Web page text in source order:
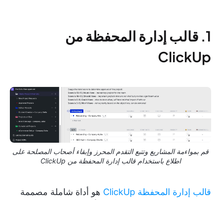
1. قالب إدارة المحفظة من
ClickUp
قم بمواءمة المشاريع وتتبع التقدم المحرز وإبقاء أصحاب المصلحة على
اطلاع باستخدام قالب إدارة المحفظة من ClickUp
قالب إدارة المحفظة ClickUp
هو أداة شاملة مصممة